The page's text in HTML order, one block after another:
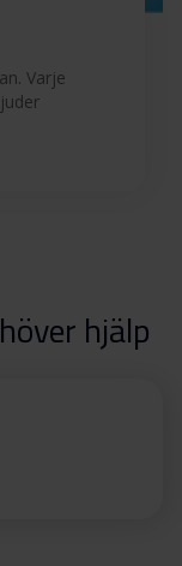
Varje
hjälp